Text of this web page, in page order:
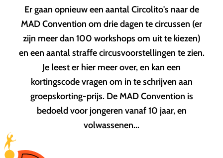
Er gaan opnieuw een aantal Circolito's naar de
MAD Convention om drie dagen te circussen (er
zijn meer dan 100 workshops om uit te kiezen)
en een aantal straffe circusvoorstellingen te zien.
Je leest er hier meer over, en kan een
kortingscode vragen om in te schrijven aan
groepskorting-prijs. De MAD Convention is
bedoeld voor jongeren vanaf 10 jaar, en
volwassenen...